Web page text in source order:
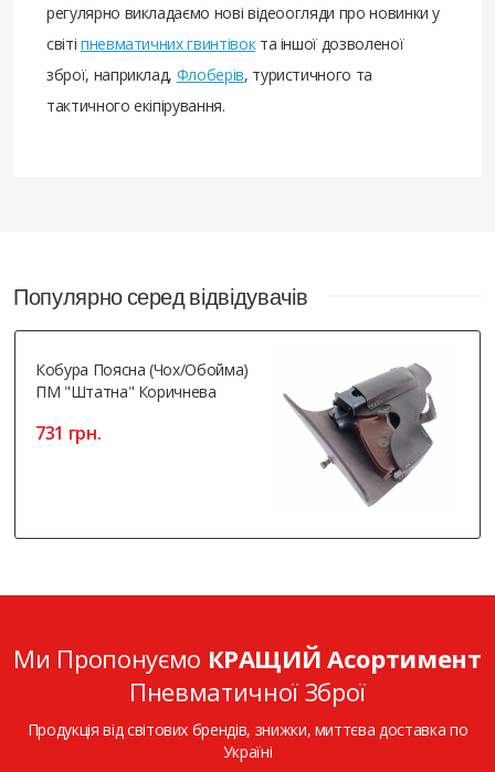
регулярно викладаємо нові відеоогляди про новинки у
світі пневматичних гвинтівокта іншої дозволеної
зброї, наприклад, Флоберів, туристичного та
тактичного екіпірування.
Популярно серед відвідувачів
Кобура Поясна (чох/обойма)
ПМ "Штатна" Коричнева
731 грн.
Ми Пропонуємо КРАЩИЙ Асортимент
Пневматичної Зброї
Продукція від світових брендів, знижки, миттєва доставка по
Україні